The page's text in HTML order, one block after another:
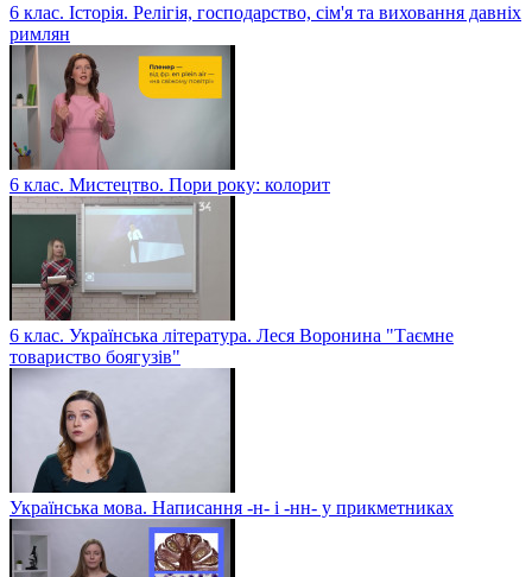
6 клас. Історія. Релігія, господарство, сім'я та виховання давніх
римлян
6 клас. Мистецтво. Пори року: колорит
6 клас. Українська література. Леся Воронина "Таємне
товариство боягузів"
Українська мова. Написання -н- і -нн- у прикметниках